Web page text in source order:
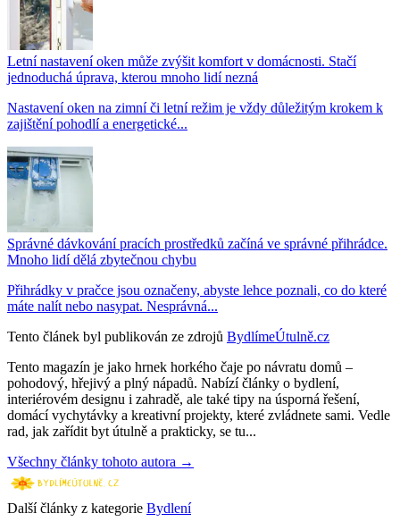
Letní nastavení oken může zvýšit komfort v domácnosti. Stačí
jednoduchá úprava, kterou mnoho lidí nezná
Nastavení oken na zimní či letní režim je vždy důležitým krokem k
zajištění pohodlí a energetické...
Správné dávkování pracích prostředků začíná ve správné přihrádce.
Mnoho lidí dělá zbytečnou chybu
Přihrádky v pračce jsou označeny, abyste lehce poznali, co do které
máte nalít nebo nasypat. Nesprávná...
Tento článek byl publikován ze zdrojů BydlímeÚtulně.cz
Tento magazín je jako hrnek horkého čaje po návratu domů –
pohodový, hřejivý a plný nápadů. Nabízí články o bydlení,
interiérovém designu i zahradě, ale také tipy na úsporná řešení,
domácí vychytávky a kreativní projekty, které zvládnete sami. Vedle
rad, jak zařídit byt útulně a prakticky, se tu...
Všechny články tohoto autora →
Další články z kategorie Bydlení